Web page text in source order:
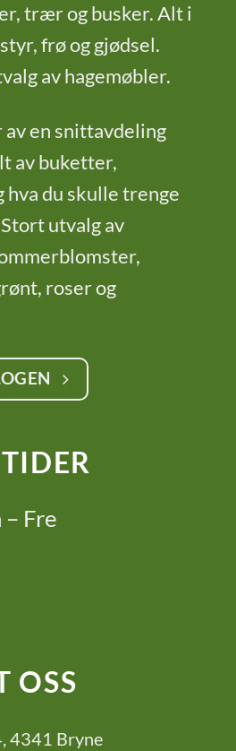
trær og busker. Alt i
frø og gjødsel.
av hagemøbler.
en snittavdeling
av buketter,
hva du skulle trenge
utvalg av
roser og
Fre
OSS
4341 Bryne